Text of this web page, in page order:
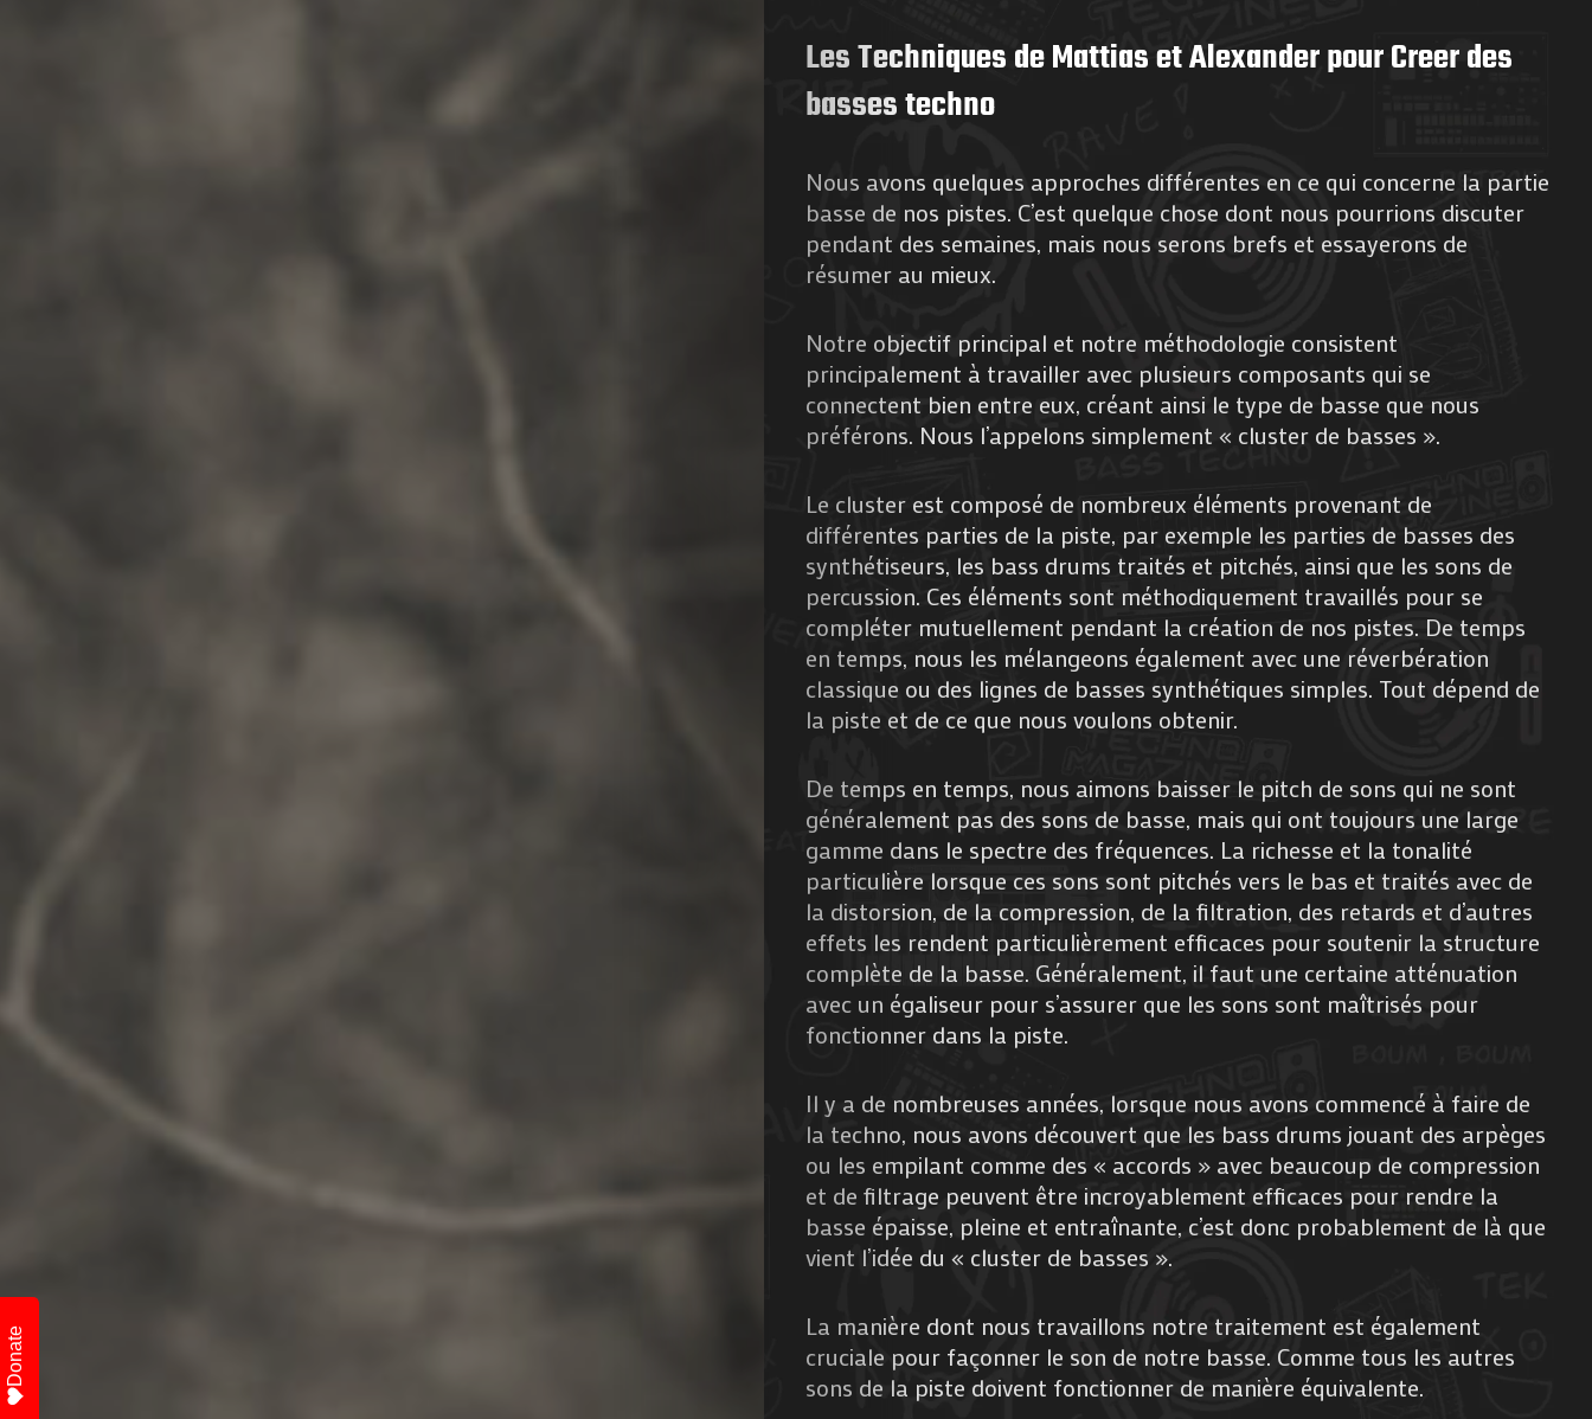
Agenda
Photos
Magazine
À
Propos
de
Les Techniques de Mattias et Alexander pour Creer des
basses techno
Nous avons quelques approches différentes en ce qui concerne la partie
basse de nos pistes. C’est quelque chose dont nous pourrions discuter
pendant des semaines, mais nous serons brefs et essayerons de
résumer au mieux.
Notre objectif principal et notre méthodologie consistent
principalement à travailler avec plusieurs composants qui se
connectent bien entre eux, créant ainsi le type de basse que nous
préférons. Nous l’appelons simplement « cluster de basses ».
Le cluster est composé de nombreux éléments provenant de
différentes parties de la piste, par exemple les parties de basses des
synthétiseurs, les bass drums traités et pitchés, ainsi que les sons de
percussion. Ces éléments sont méthodiquement travaillés pour se
compléter mutuellement pendant la création de nos pistes. De temps
en temps, nous les mélangeons également avec une réverbération
classique ou des lignes de basses synthétiques simples. Tout dépend de
la piste et de ce que nous voulons obtenir.
De temps en temps, nous aimons baisser le pitch de sons qui ne sont
généralement pas des sons de basse, mais qui ont toujours une large
gamme dans le spectre des fréquences. La richesse et la tonalité
particulière lorsque ces sons sont pitchés vers le bas et traités avec de
la distorsion, de la compression, de la filtration, des retards et d’autres
effets les rendent particulièrement efficaces pour soutenir la structure
complète de la basse. Généralement, il faut une certaine atténuation
avec un égaliseur pour s’assurer que les sons sont maîtrisés pour
fonctionner dans la piste.
Il y a de nombreuses années, lorsque nous avons commencé à faire de
la techno, nous avons découvert que les bass drums jouant des arpèges
ou les empilant comme des « accords » avec beaucoup de compression
et de filtrage peuvent être incroyablement efficaces pour rendre la
basse épaisse, pleine et entraînante, c’est donc probablement de là que
vient l’idée du « cluster de basses ».
La manière dont nous travaillons notre traitement est également
cruciale pour façonner le son de notre basse. Comme tous les autres
sons de la piste doivent fonctionner de manière équivalente.
Donate